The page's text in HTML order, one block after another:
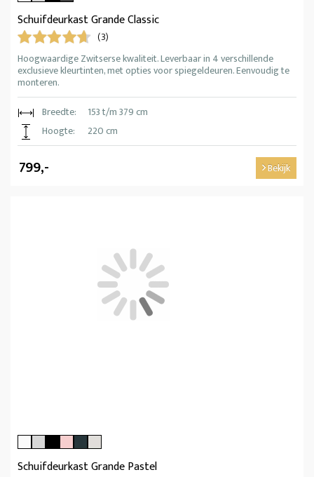
Schuifdeurkast Grande Classic
(3)
Hoogwaardige Zwitserse kwaliteit. Leverbaar in 4 verschillende
exclusieve kleurtinten, met opties voor spiegeldeuren. Eenvoudig te
monteren.
Breedte:
153 t/m 379 cm
Hoogte:
220 cm
799,- Bekijk
Schuifdeurkast Grande Pastel